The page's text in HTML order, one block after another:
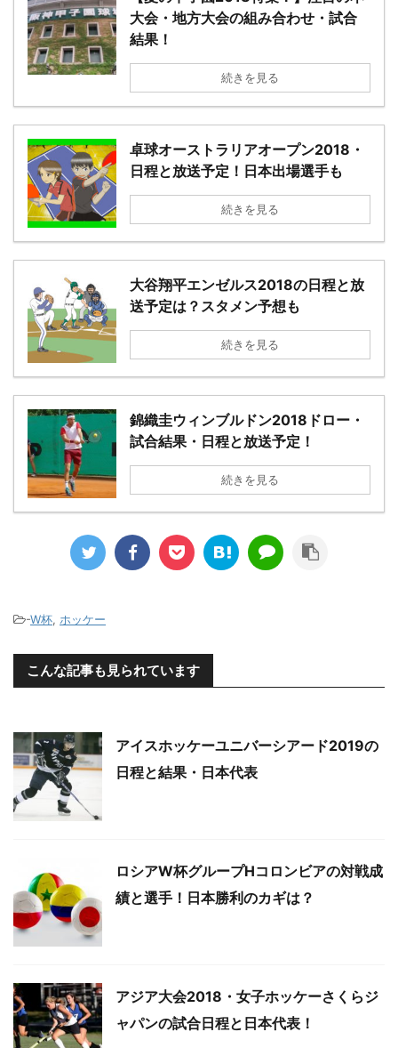
大会・地方大会の組み合わせ・試合
結果！
続きを見る
卓球オーストラリアオープン2018・
日程と放送予定！日本出場選手も
続きを見る
大谷翔平エンゼルス2018の日程と放
送予定は？スタメン予想も
続きを見る
錦織圭ウィンブルドン2018ドロー・
試合結果・日程と放送予定！
続きを見る
-W杯, ホッケー
こんな記事も見られています
アイスホッケーユニバーシアード2019の
日程と結果・日本代表
ロシアW杯グループHコロンビアの対戦成
績と選手！日本勝利のカギは？
アジア大会2018・女子ホッケーさくらジ
ャパンの試合日程と日本代表！